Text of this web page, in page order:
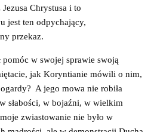
Chrystusa i to
jest ten odpychający,
przekaz.
pomóc w swojej sprawie swoją
jak Koryntianie mówili o nim,
A jego mowa nie robiła
słabości, w bojaźni, w wielkim
zwiastowanie nie było w